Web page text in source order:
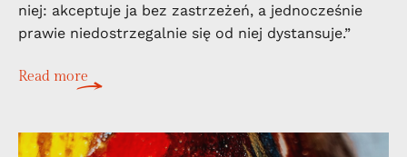
niej: akceptuje ja bez zastrzeżeń, a jednocześnie
prawie niedostrzegalnie się od niej dystansuje.”
Read more